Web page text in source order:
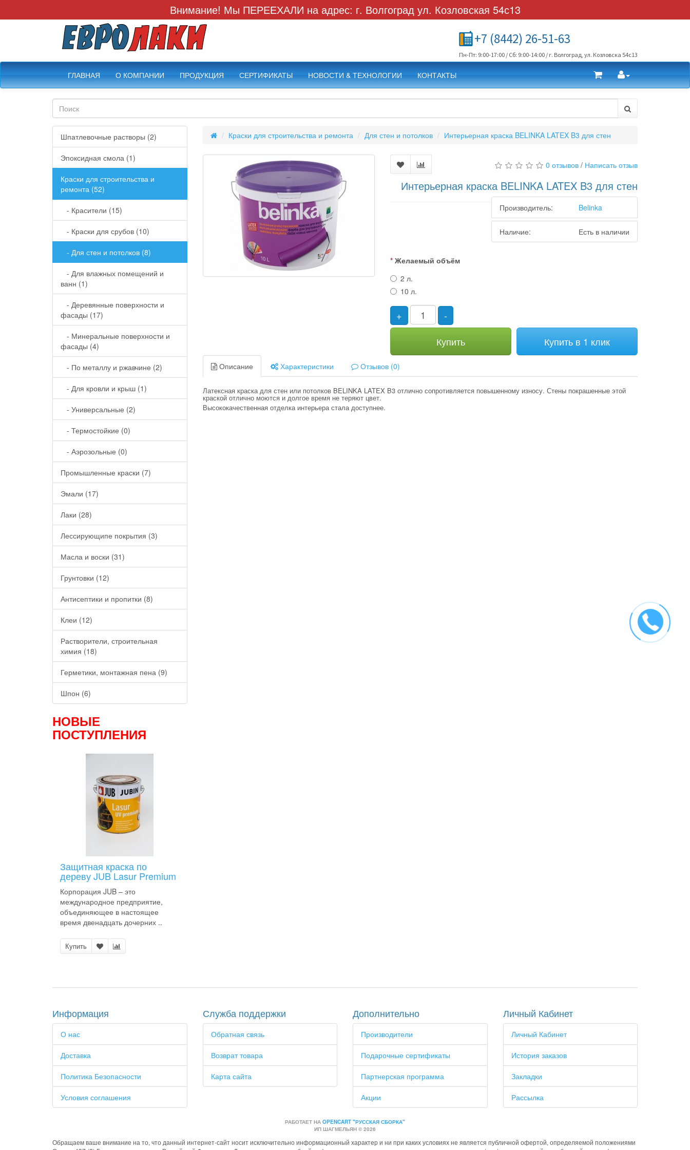
Внимание! Мы ПЕРЕЕХАЛИ на адрес: г. Волгоград ул. Козловская 54с13
+7 (8442) 26-51-63
Пн-Пт: 9:00-17:00 / Сб: 9:00-14:00 / г. Волгоград, ул. Козловска 54с13
ГЛАВНАЯ О КОМПАНИИ ПРОДУКЦИЯ СЕРТИФИКАТЫ НОВОСТИ & ТЕХНОЛОГИИ КОНТАКТЫ
Шпатлевочные растворы (2)
Эпоксидная смола (1)
Краски для строительства и
ремонта (52)
- Красители (15)
- Краски для срубов (10)
- Для стен и потолков (8)
- Для влажных помещений и
ванн (1)
- Деревянные поверхности и
фасады (17)
- Минеральные поверхности и
фасады (4)
- По металлу и ржавчине (2)
- Для кровли и крыш (1)
- Универсальные (2)
- Термостойкие (0)
- Аэрозольные (0)
Промышленные краски (7)
Эмали (17)
Лаки (28)
Лессирующипе покрытия (3)
Масла и воски (31)
Грунтовки (12)
Антисептики и пропитки (8)
Клеи (12)
Растворители, строительная
химия (18)
Герметики, монтажная пена (9)
Шпон (6)
НОВЫЕ
ПОСТУПЛЕНИЯ
Защитная краска по
дереву JUB Lasur Premium
Корпорация JUB – это
международное предприятие,
объединяющее в настоящее
время двенадцать дочерних ..
Купить
Краски для строительства и ремонта Для стен и потолков Интерьерная краска BELINKA LATEX B3 для стен
0 отзывов / Написать отзыв
Интерьерная краска BELINKA LATEX B3 для стен
Производитель: Belinka
Наличие: Есть в наличии
Желаемый объём
2 л.
10 л.
+
-
Купить
Купить в 1 клик
Описание Характеристики Отзывов (0)
Латексная краска для стен или потолков BELINKA LATEX B3 отлично сопротивляется повышенному износу. Стены покрашенные этой
краской отлично моются и долгое время не теряют цвет.
Высококачественная отделка интерьера стала доступнее.
Информация
О нас
Доставка
Политика Безопасности
Условия соглашения
Служба поддержки
Обратная связь
Возврат товара
Карта сайта
Дополнительно
Производители
Подарочные сертификаты
Партнерская программа
Акции
Личный Кабинет
Личный Кабинет
История заказов
Закладки
Рассылка
РАБОТАЕТ НА OPENCART "РУССКАЯ СБОРКА"
ИП ШАГМЕЛЬЯН © 2026
Обращаем ваше внимание на то, что данный интернет-сайт носит исключительно информационный характер и ни при каких условиях не является публичной офертой, определяемой положениями